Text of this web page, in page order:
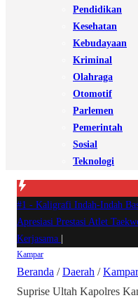
Pendidikan
Kesehatan
Kebudayaan
Kriminal
Olahraga
Otomotif
Parlemen
Pemerintah
Sosial
Teknologi
#1 - Kaligrafi Indah-Indah
Apresiasi Prestasi Atlet
Kerjasama
Kampar
Beranda /Daerah /Kampar
Suprise Ultah Kapolres